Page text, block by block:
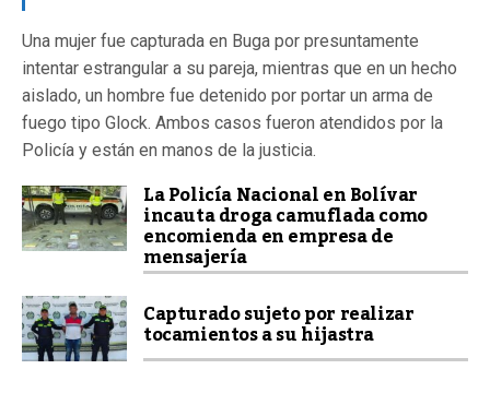
Una mujer fue capturada en Buga por presuntamente
intentar estrangular a su pareja, mientras que en un hecho
aislado, un hombre fue detenido por portar un arma de
fuego tipo Glock. Ambos casos fueron atendidos por la
Policía y están en manos de la justicia.
La Policía Nacional en Bolívar
incauta droga camuflada como
encomienda en empresa de
mensajería
Capturado sujeto por realizar
tocamientos a su hijastra